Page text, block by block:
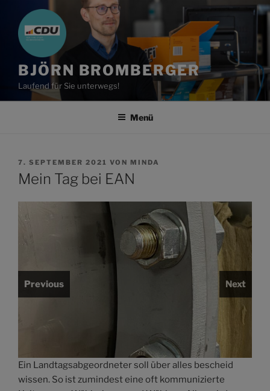
Inhalt
springen
BJÖRN BROMBERGER
Laufend für Sie unterwegs!
Menü
VERÖFFENTLICHT
AM
7. SEPTEMBER 2021 VON MINDA
Mein Tag bei EAN
Previous Next
Ein Landtagsabgeordneter soll über alles bescheid
wissen. So ist zumindest eine oft kommunizierte